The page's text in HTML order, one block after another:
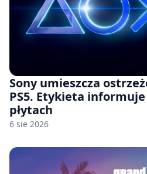
Sony umieszcza
PS5. Etykieta
płytach
6 sie 2026